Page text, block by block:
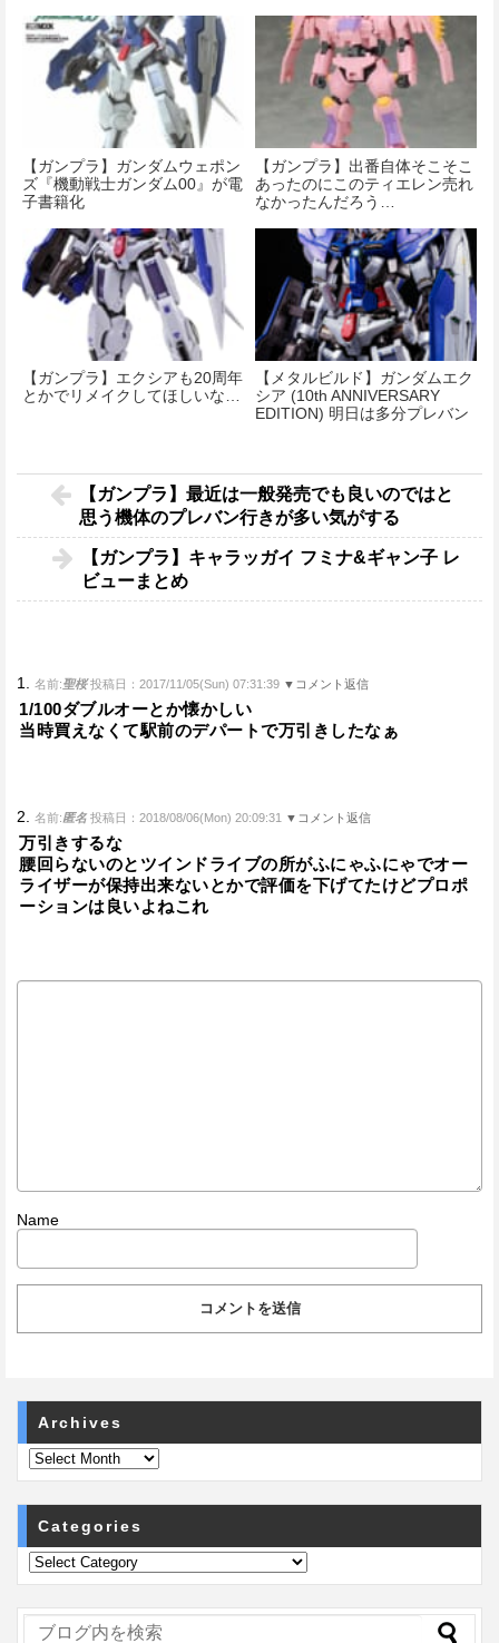
【ガンプラ】ガンダムウェポン
ズ『機動戦士ガンダム00』が電
子書籍化
【ガンプラ】出番自体そこそこ
あったのにこのティエレン売れ
なかったんだろう…
【ガンプラ】エクシアも20周年
とかでリメイクしてほしいな…
【メタルビルド】ガンダムエク
シア (10th ANNIVERSARY
EDITION) 明日は多分プレバン
【ガンプラ】最近は一般発売でも良いのではと
思う機体のプレバン行きが多い気がする
【ガンプラ】キャラッガイ フミナ&ギャン子 レ
ビューまとめ
1. 名前:聖桜 投稿日：2017/11/05(Sun) 07:31:39 ▼コメント返信
1/100ダブルオーとか懐かしい
当時買えなくて駅前のデパートで万引きしたなぁ
2. 名前:匿名 投稿日：2018/08/06(Mon) 20:09:31 ▼コメント返信
万引きするな
腰回らないのとツインドライブの所がふにゃふにゃでオー
ライザーが保持出来ないとかで評価を下げてたけどプロポ
ーションは良いよねこれ
Name
Archives
Categories